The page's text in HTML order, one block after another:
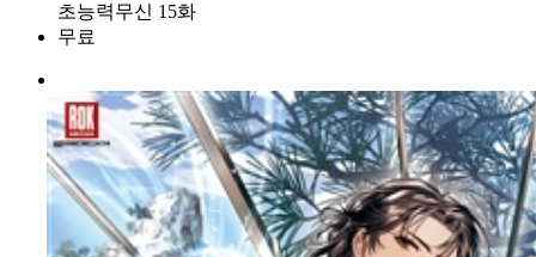
초능력무신 15화
무료